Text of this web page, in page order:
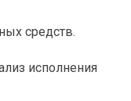
средств.
исполнения